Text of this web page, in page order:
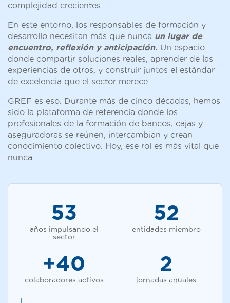
complejidad crecientes.
En este entorno, los responsables de formación y
desarrollo necesitan más que nunca un lugar de
encuentro, reflexión y anticipación. Un espacio
donde compartir soluciones reales, aprender de las
experiencias de otros, y construir juntos el estándar
de excelencia que el sector merece.
GREF es eso. Durante más de cinco décadas, hemos
sido la plataforma de referencia donde los
profesionales de la formación de bancos, cajas y
aseguradoras se reúnen, intercambian y crean
conocimiento colectivo. Hoy, ese rol es más vital que
nunca.
53
años impulsando el
sector
52
entidades miembro
+40
colaboradores activos
2
jornadas anuales